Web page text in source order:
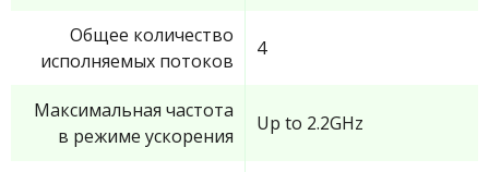
Общее количество
исполняемых потоков
4
Максимальная частота
в режиме ускорения
Up to 2.2GHz